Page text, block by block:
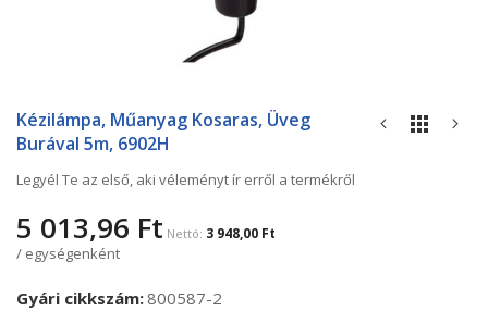
a
képgaléria
Kézilámpa, Műanyag Kosaras, Üveg
Burával 5m, 6902H
Legyél Te az első, aki véleményt ír erről a termékről
5 013,96 Ft 3 948,00 Ft
/ egységenként
Gyári cikkszám 800587-2